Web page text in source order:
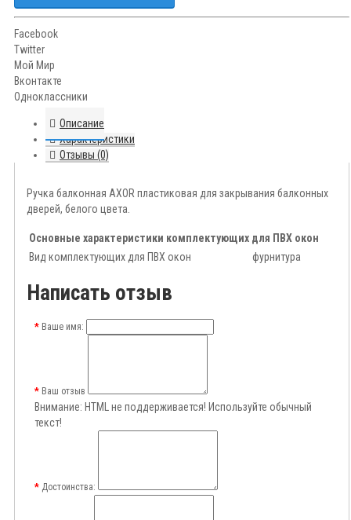
Facebook
Twitter
Мой Мир
Вконтакте
Одноклассники
Описание
Характеристики
Отзывы (0)
Ручка балконная AXOR пластиковая для закрывания балконных
дверей, белого цвета.
Основные характеристики комплектующих для ПВХ окон
Вид комплектующих для ПВХ окон
фурнитура
Написать отзыв
Ваше имя:
Ваш отзыв
Внимание: HTML не поддерживается! Используйте обычный
текст!
Достоинства: